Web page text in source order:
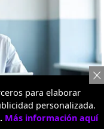
para elaborar
personalizada.
Más información aquí